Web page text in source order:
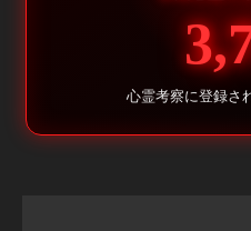
心霊考察に登録さ